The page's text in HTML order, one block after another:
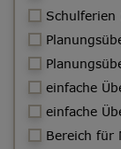
Schulferien
einfache
einfache
Bereich für